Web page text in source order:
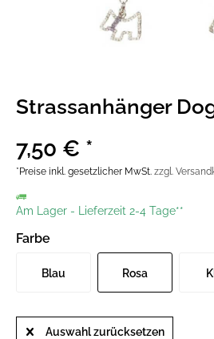
Strassanhänger
7,50 € *
*Preise inkl. gesetzlicher MwSt. zzgl.
Am Lager - Lieferzeit 2-4 Tage**
Farbe
Blau Rosa
Auswahl zurücksetzen